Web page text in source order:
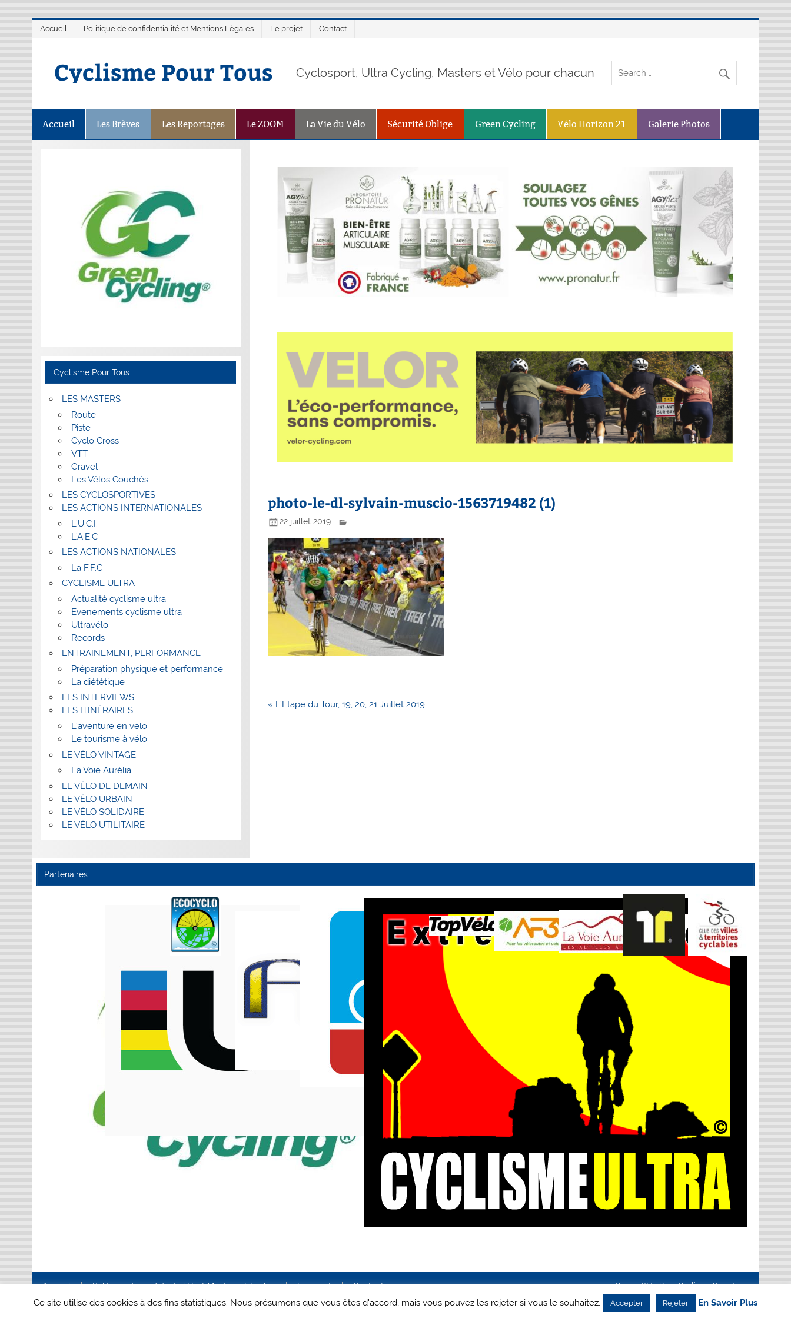
Accueil Politique de confidentialité et Mentions Légales Le projet Contact
Cyclisme Pour Tous Cyclosport, Ultra Cycling, Masters et Vélo pour chacun
Accueil Les Brèves Les Reportages Le ZOOM La Vie du Vélo Sécurité Oblige Green Cycling Vélo Horizon 21 Galerie Photos
photo-le-dl-sylvain-muscio-1563719482 (1)
22 juillet 2019
Navigation
« L’Etape du Tour, 19, 20, 21 Juillet 2019
Cyclisme Pour Tous
LES MASTERS
Route
Piste
Cyclo Cross
VTT
Gravel
Les Vélos Couchés
LES CYCLOSPORTIVES
LES ACTIONS INTERNATIONALES
L’U.C.I.
L’A.E.C
LES ACTIONS NATIONALES
La F.F.C
CYCLISME ULTRA
Actualité cyclisme ultra
Evenements cyclisme ultra
Ultravélo
Records
ENTRAINEMENT, PERFORMANCE
Préparation physique et performance
La diététique
LES INTERVIEWS
LES ITINÉRAIRES
L’aventure en vélo
Le tourisme à vélo
LE VÉLO VINTAGE
La Voie Aurélia
LE VÉLO DE DEMAIN
LE VÉLO URBAIN
LE VÉLO SOLIDAIRE
LE VÉLO UTILITAIRE
Partenaires
Accueil Politique de confidentialité et Mentions Légales Le projet Contact Creanet64- Pour Cyclisme Pour Tous
Ce site utilise des cookies à des fins statistiques. Nous présumons que vous êtes d'accord, mais vous pouvez les rejeter si vous le souhaitez. Accepter Rejeter En Savoir Plus